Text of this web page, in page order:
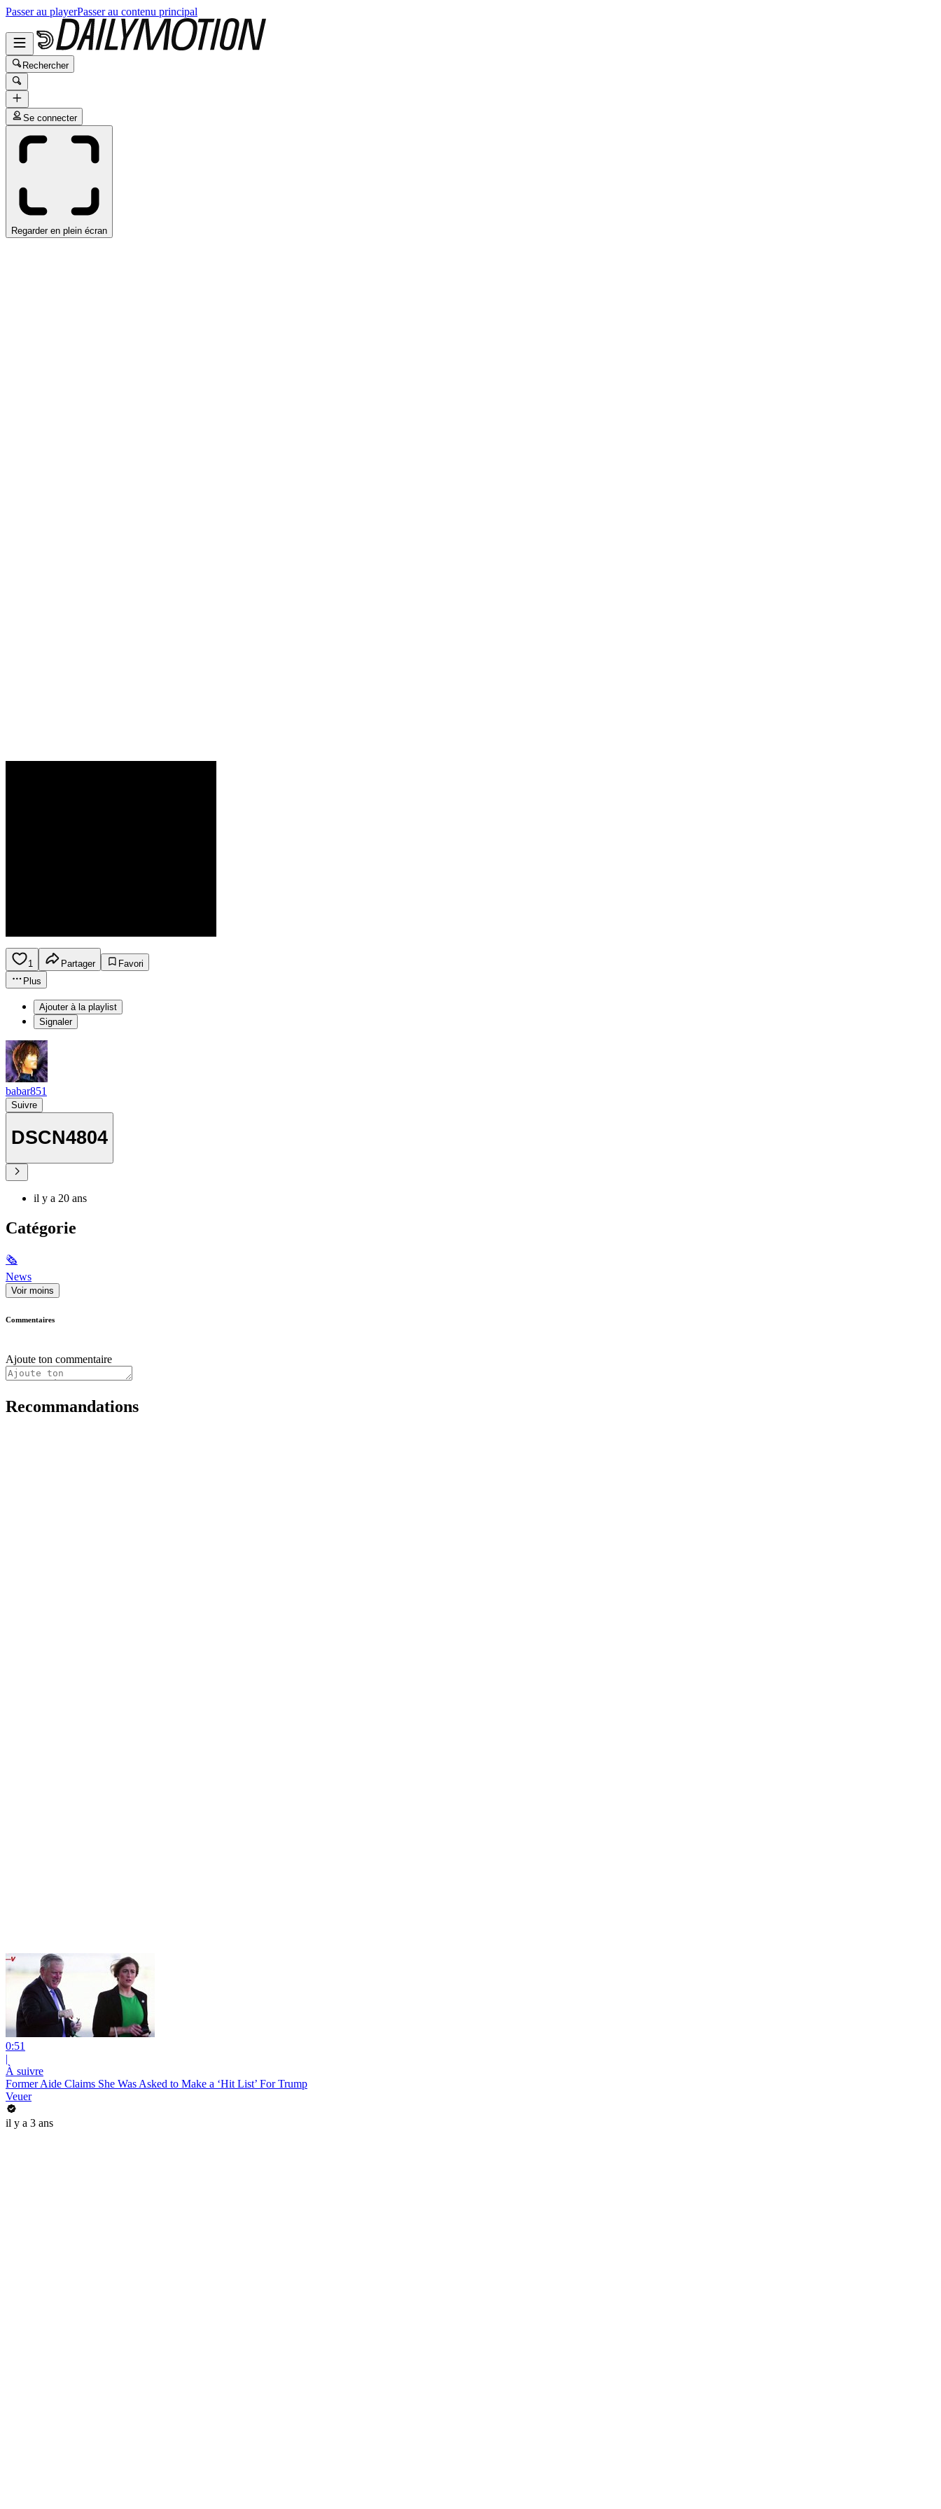
Passer au playerPasser au contenu principal
Rechercher
Se connecter
Regarder en plein écran
1 Partager
Favori
Plus
Ajouter à la playlist
Signaler
babar851
Suivre
DSCN4804
il y a 20 ans
Catégorie
🗞
News
Voir moins
Commentaires
Ajoute ton commentaire
Recommandations
0:51
|
À suivre
Former Aide Claims She Was Asked to Make a ‘Hit List’ For Trump
Veuer
il y a 3 ans